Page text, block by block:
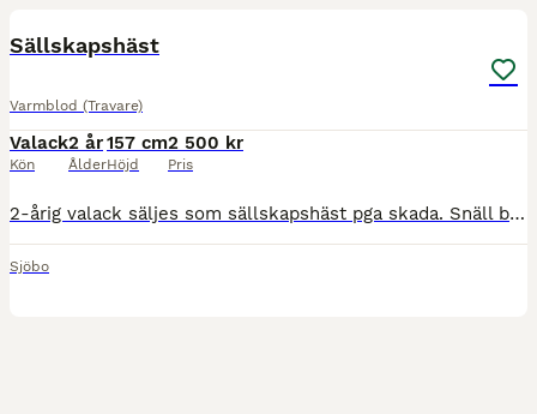
Sällskapshäst
Varmblod (Travare)
Valack
Kön
2 år
Ålder
157 cm
Höjd
2 500 kr
Pris
2-årig valack säljes som sällskapshäst pga skada. Snäll båda mot andra hästar och människor. Emma 0708-114129
Sjöbo